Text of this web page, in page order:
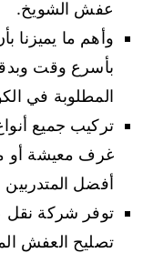
عفش الشويخ.
وأهم ما يميزنا
بأسرع وقت
المطلوبة في
تركيب جميع
غرف معيشة أو
أفضل
تصليح العفش